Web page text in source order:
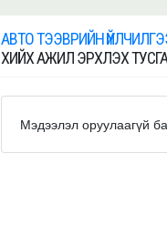
АВТО ТЭЭВРИЙН
ХИЙХ АЖИЛ ЭРХЛЭХ
Мэдээлэл оруулаагүй